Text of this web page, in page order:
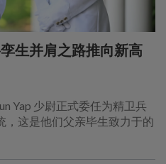
生并肩之路推向新高
Yap 少尉正式委任为精卫兵
，这是他们父亲毕生致力于的